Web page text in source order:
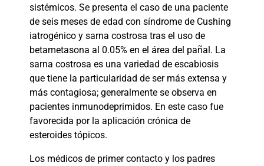
sistémicos. Se presenta el caso de una paciente
de seis meses de edad con síndrome de Cushing
iatrogénico y sarna costrosa tras el uso de
betametasona al 0.05% en el área del pañal. La
sarna costrosa es una variedad de escabiosis
que tiene la particularidad de ser más extensa y
más contagiosa; generalmente se observa en
pacientes inmunodeprimidos. En este caso fue
favorecida por la aplicación crónica de
esteroides tópicos.
Los médicos de primer contacto y los padres